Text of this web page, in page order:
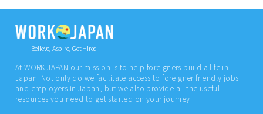
Believe, Aspire, Get Hired
At WORK JAPAN our mission is to help foreigners build a life in
Japan. Not only do we facilitate access to foreigner friendly jobs
and employers in Japan, but we also provide all the useful
resources you need to get started on your journey.